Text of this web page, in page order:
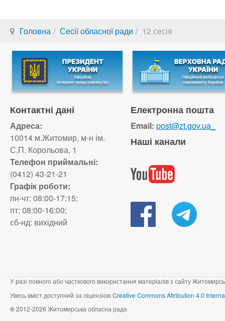
Головна Сесії обласної ради 12 сесія
Контактні дані
Адреса:
10014 м.Житомир, м-н ім.
С.П. Корольова, 1
Телефон приймальні:
(0412) 43-21-21
Графік роботи:
пн-чт: 08:00-17:15;
пт: 08:00-16:00;
сб-нд: вихідний
Електронна пошта
Email: post@zt.gov.ua_
Наші канали
У разі повного або часткового використання матеріалів з сайту
Увесь вміст доступний за ліцензієюCreative Commons Attribution 4.0
©2012-2026 Житомирська обласна рада